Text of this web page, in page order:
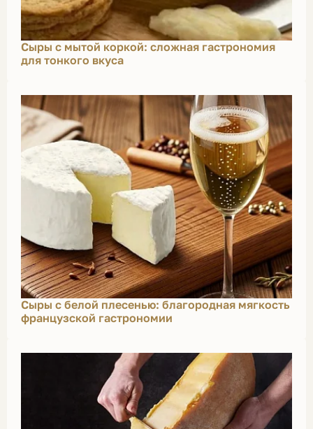
Сыры с мытой коркой: сложная гастрономия
для тонкого вкуса
Сыры с белой плесенью: благородная мягкость
французской гастрономии